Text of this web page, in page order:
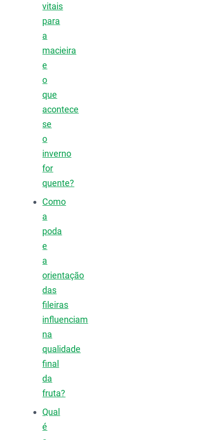
vitais
para
a
macieira
e
o
que
acontece
se
o
inverno
for
quente?
Como
a
poda
e
a
orientação
das
fileiras
influenciam
na
qualidade
final
da
fruta?
Qual
é